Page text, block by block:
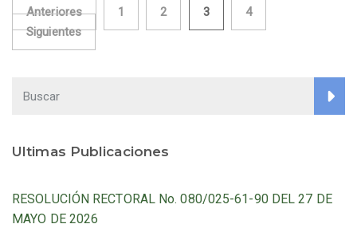
Paginación
de
Anteriores 1 2 3
4
Siguientes
Ultimas Publicaciones
RESOLUCIÓN RECTORAL No. 080/025-61-90 DEL 27 DE
MAYO DE 2026